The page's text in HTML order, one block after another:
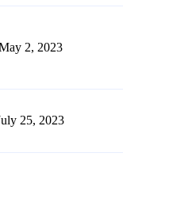
2, 2023
25, 2023